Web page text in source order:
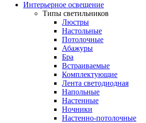
Интерьерное освещение
Типы светильников
Люстры
Настольные
Потолочные
Абажуры
Бра
Встраиваемые
Комплектующие
Лента светодиодная
Напольные
Настенные
Ночники
Настенно-потолочные